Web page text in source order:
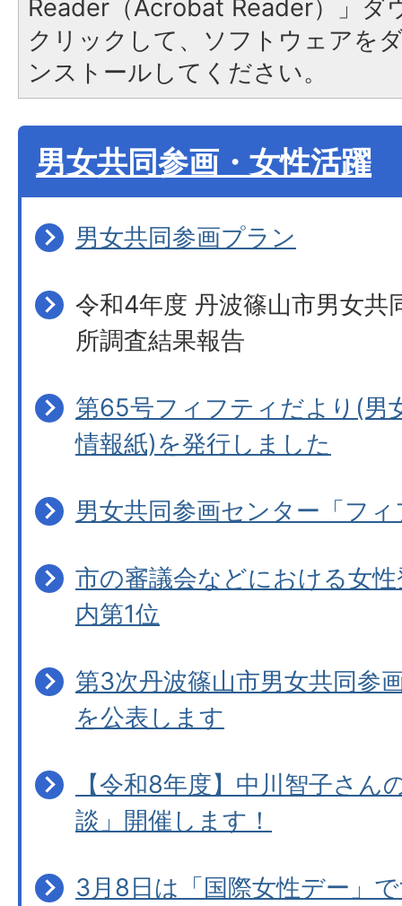
Reader（Acrobat Reader）」ダ
クリックして、ソフトウェアを
ンストールしてください。
男女共同参画・女性活躍
男女共同参画プラン
令和4年度 丹波篠山市男女共
所調査結果報告
第65号フィフティだより(男
情報紙)を発行しました
男女共同参画センター「フ
市の審議会などにおける女
内第1位
第3次丹波篠山市男女共同参
を公表します
【令和8年度】中川智子さん
談」開催します！
3月8日は「国際女性デー」